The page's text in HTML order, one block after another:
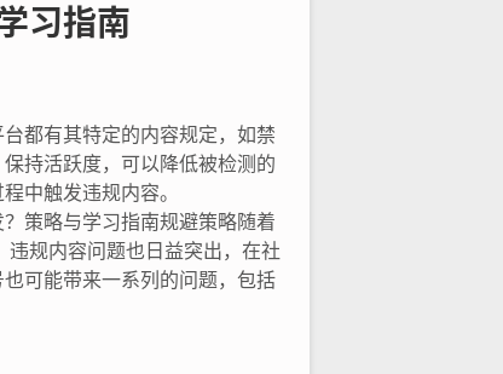
习指南
都有其特定的内容规定，如禁
持活跃度，可以降低被检测的
中触发违规内容。
策略与学习指南规避策略随着
规内容问题也日益突出，在社
可能带来一系列的问题，包括